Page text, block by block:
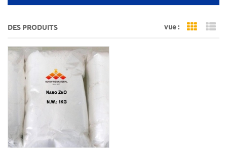
DES PRODUITS vue : Grid